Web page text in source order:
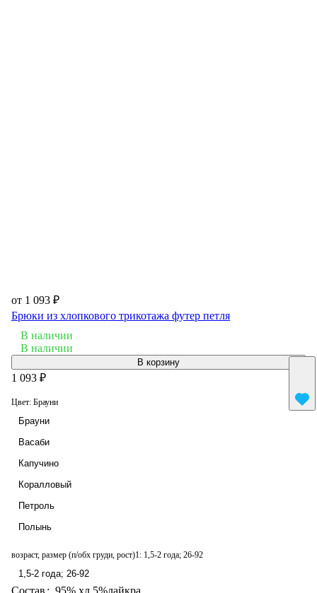
от 1 093 ₽
Брюки из хлопкового трикотажа футер петля
В наличии
В наличии
В корзину
1 093 ₽
Цвет: Брауни
Брауни
Васаби
Капучино
Коралловый
Петроль
Полынь
возраст, размер (п/обх груди, рост)1: 1,5-2 года; 26-92
1,5-2 года; 26-92